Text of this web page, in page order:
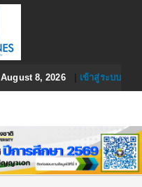
August 8, 2026| เข้าสู่ระบบ